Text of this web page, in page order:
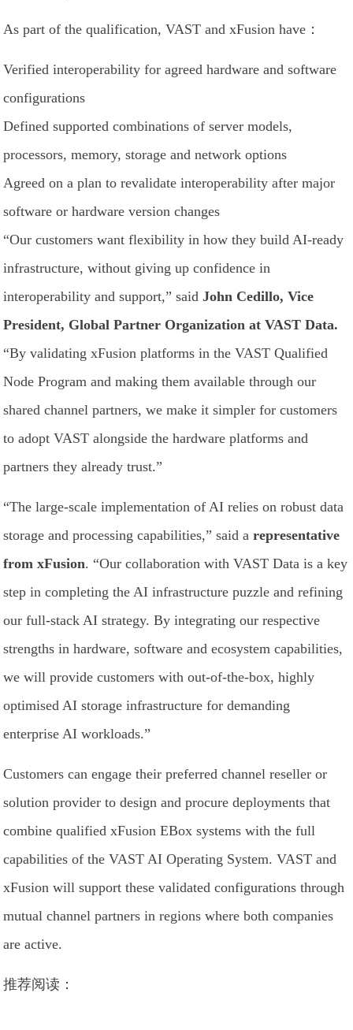
As part of the qualification, VAST and xFusion have：
Verified interoperability for agreed hardware and software
configurations
Defined supported combinations of server models,
processors, memory, storage and network options
Agreed on a plan to revalidate interoperability after major
software or hardware version changes
“Our customers want flexibility in how they build AI-ready
infrastructure, without giving up confidence in
interoperability and support,” saidJohn Cedillo, Vice
President, Global Partner Organization at VAST Data.
“By validating xFusion platforms in the VAST Qualified
Node Program and making them available through our
shared channel partners, we make it simpler for customers
to adopt VAST alongside the hardware platforms and
partners they already trust.”
“The large-scale implementation of AI relies on robust data
storage and processing capabilities,” said arepresentative
from xFusion. “Our collaboration with VAST Data is a key
step in completing the AI infrastructure puzzle and refining
our full-stack AI strategy. By integrating our respective
strengths in hardware, software and ecosystem capabilities,
we will provide customers with out-of-the-box, highly
optimised AI storage infrastructure for demanding
enterprise AI workloads.”
Customers can engage their preferred channel reseller or
solution provider to design and procure deployments that
combine qualified xFusion EBox systems with the full
capabilities of the VAST AI Operating System. VAST and
xFusion will support these validated configurations through
mutual channel partners in regions where both companies
are active.
推荐阅读：